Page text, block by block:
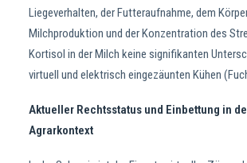
Liegeverhalten, der Futteraufnahme, dem
Milchproduktion und der Konzentration des
Kortisol in der Milch keine signifikanten
virtuell und elektrisch eingezäunten Kühen
Aktueller Rechtsstatus und Einbettung in
Agrarkontext